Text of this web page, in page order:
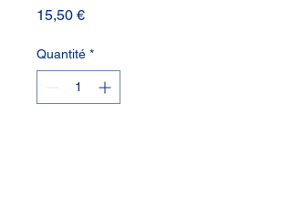
15,50 €Prix
Quantité *